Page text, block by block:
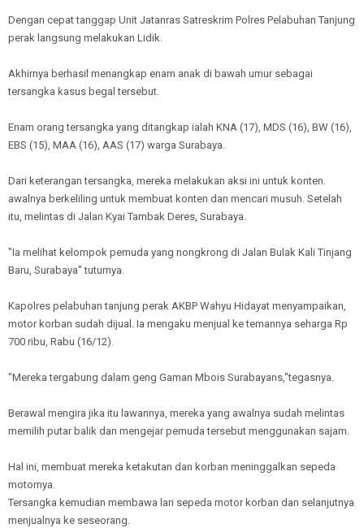
Dengan cepat tanggap Unit Jatanras Satreskrim Polres Pelabuhan Tanjung
perak langsung melakukan Lidik.
Akhirnya berhasil menangkap enam anak di bawah umur sebagai
tersangka kasus begal tersebut.
Enam orang tersangka yang ditangkap ialah KNA (17), MDS (16), BW (16),
EBS (15), MAA (16), AAS (17) warga Surabaya.
Dari keterangan tersangka, mereka melakukan aksi ini untuk konten.
awalnya berkeliling untuk membuat konten dan mencari musuh. Setelah
itu, melintas di Jalan Kyai Tambak Deres, Surabaya.
"Ia melihat kelompok pemuda yang nongkrong di Jalan Bulak Kali Tinjang
Baru, Surabaya" tuturnya.
Kapolres pelabuhan tanjung perak AKBP Wahyu Hidayat menyampaikan,
motor korban sudah dijual. Ia mengaku menjual ke temannya seharga Rp
700 ribu, Rabu (16/12).
"Mereka tergabung dalam geng Gaman Mbois Surabayans,"tegasnya.
Berawal mengira jika itu lawannya, mereka yang awalnya sudah melintas
memilih putar balik dan mengejar pemuda tersebut menggunakan sajam.
Hal ini, membuat mereka ketakutan dan korban meninggalkan sepeda
motornya.
Tersangka kemudian membawa lari sepeda motor korban dan selanjutnya
menjualnya ke seseorang.